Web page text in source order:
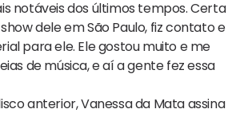
notáveis dos últimos tempos. Certa
dele em São Paulo, fiz contato e
para ele. Ele gostou muito e me
de música, e aí a gente fez essa
anterior, Vanessa da Mata assina